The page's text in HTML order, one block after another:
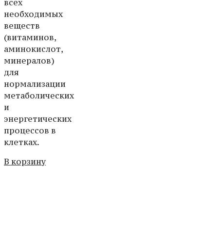
всех
необходимых
веществ
(витаминов,
аминокислот,
минералов)
для
нормализации
метаболических
и
энергетических
процессов в
клетках.
В корзину